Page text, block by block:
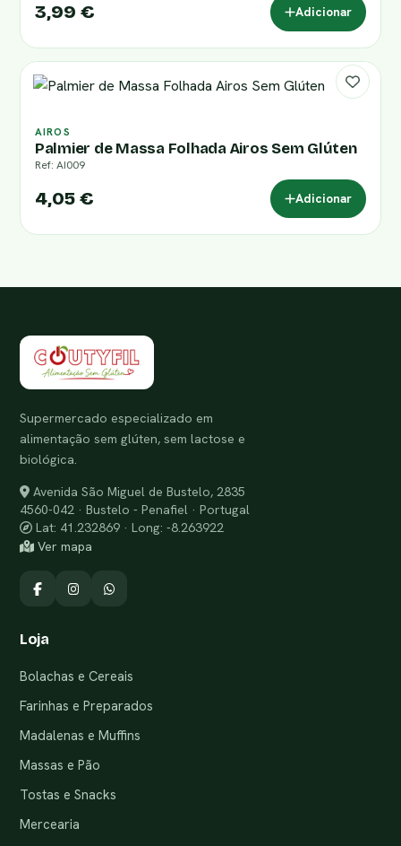
3,99 € Adicionar
AIROS
Palmier de Massa Folhada Airos Sem Glúten
Ref: AI009
4,05 € Adicionar
Supermercado especializado em
alimentação sem glúten, sem lactose e
biológica.
Avenida São Miguel de Bustelo, 2835
4560-042 · Bustelo - Penafiel · Portugal
Lat: 41.232869 · Long: -8.263922
Ver mapa
Loja
Bolachas e Cereais
Farinhas e Preparados
Madalenas e Muffins
Massas e Pão
Tostas e Snacks
Mercearia